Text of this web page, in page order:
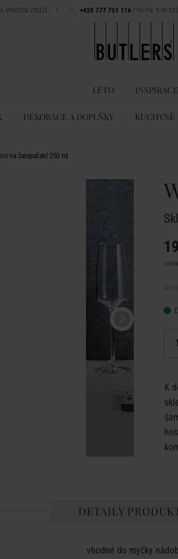
VRÁCENÍ ZBOŽÍ | +420 777 751 116 ( Po-Pá: 9:00-
LÉTO INSPIRACE
DEKORACE A DOPLŇKY KUCHYNĚ
na šampaňské 250 ml
K
DETAILY
vhodné do myčky